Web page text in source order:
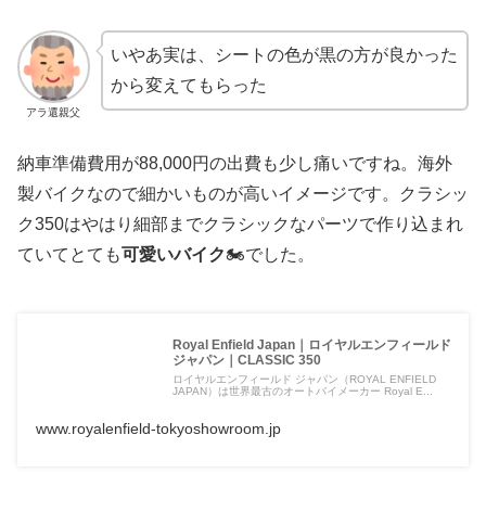
アラ還親父
いやあ実は、シートの色が黒の方が良かった
から変えてもらった
納車準備費用が88,000円の出費も少し痛いですね。海外
製バイクなので細かいものが高いイメージです。クラシッ
ク350はやはり細部までクラシックなパーツで作り込まれ
ていてとても可愛いバイク🏍でした。
Royal Enfield Japan｜ロイヤルエンフィールド
ジャパン｜CLASSIC 350
ロイヤルエンフィールド ジャパン（ROYAL ENFIELD
JAPAN）は世界最古のオートバイメーカー Royal E...
www.royalenfield-tokyoshowroom.jp